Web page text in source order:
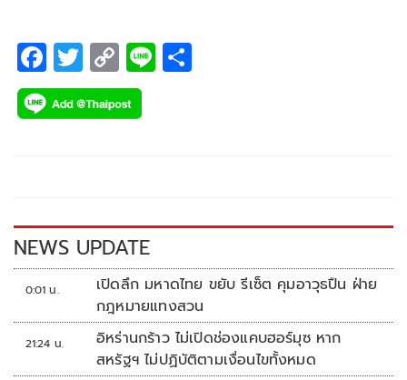
F
ac
e
k
T
wi
tt
C
o
p
k
Li
NEWS UPDATE
0:01 น.
เปิดลึก มหาดไทย ขยับ รีเซ็ต คุมอาวุธปืน ฝ่าย
กฎหมายแทงสวน
21:24 น.
อิหร่านกร้าว ไม่เปิดช่องแคบฮอร์มุซ หาก
สหรัฐฯ ไม่ปฏิบัติตามเงื่อนไขทั้งหมด